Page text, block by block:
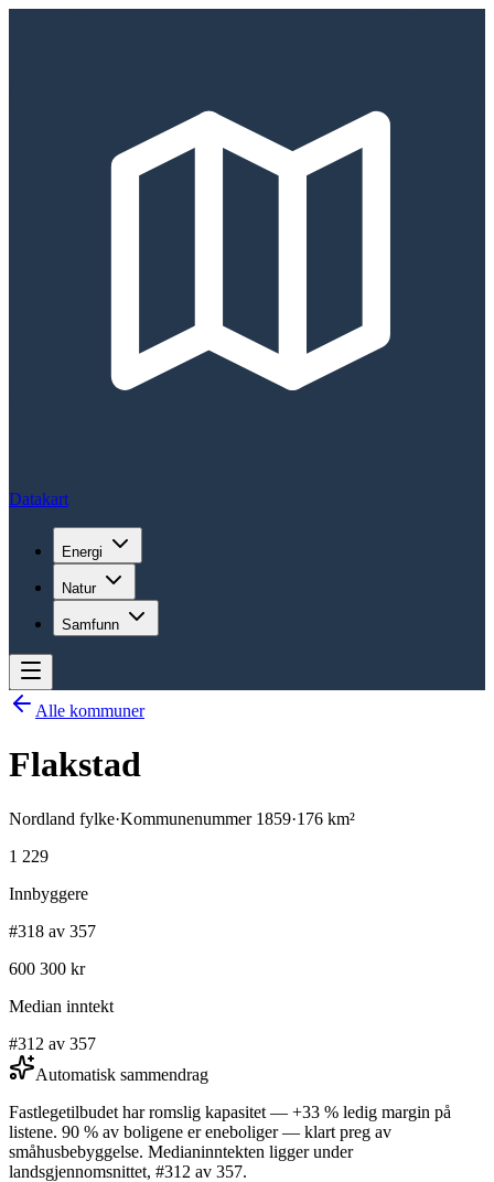
Datakart
Energi
Natur
Samfunn
Alle kommuner
Flakstad
Nordland fylke·Kommunenummer 1859·176 km²
1 229
Innbyggere
#318 av 357
600 300 kr
Median inntekt
#312 av 357
Automatisk sammendrag
Fastlegetilbudet har romslig kapasitet — +33 % ledig margin på
listene. 90 % av boligene er eneboliger — klart preg av
småhusbebyggelse. Medianinntekten ligger under
landsgjennomsnittet, #312 av 357.